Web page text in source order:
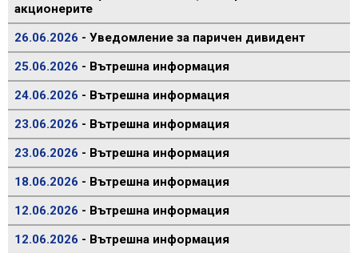
акционерите
26.06.2026 - Уведомление за паричен дивидент
25.06.2026 - Вътрешна информация
24.06.2026 - Вътрешна информация
23.06.2026 - Вътрешна информация
23.06.2026 - Вътрешна информация
18.06.2026 - Вътрешна информация
12.06.2026 - Вътрешна информация
12.06.2026 - Вътрешна информация